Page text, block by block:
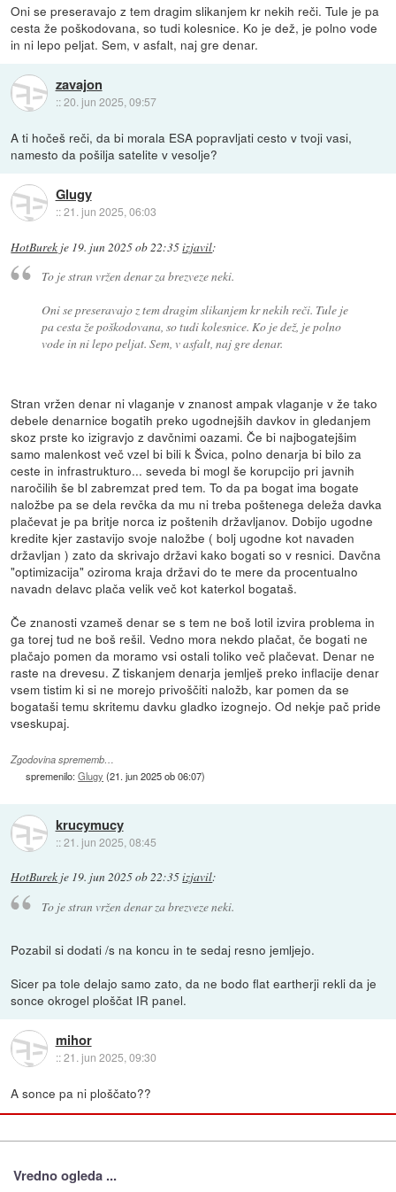
Oni se preseravajo z tem dragim slikanjem kr nekih reči. Tule je pa
cesta že poškodovana, so tudi kolesnice. Ko je dež, je polno vode
in ni lepo peljat. Sem, v asfalt, naj gre denar.
zavajon
::20. jun 2025, 09:57
A ti hočeš reči, da bi morala ESA popravljati cesto v tvoji vasi,
namesto da pošilja satelite v vesolje?
Glugy
::21. jun 2025, 06:03
HotBurek je 19. jun 2025 ob 22:35izjavil:
To je stran vržen denar za brezveze neki.
Oni se preseravajo z tem dragim slikanjem kr nekih reči. Tule je
pa cesta že poškodovana, so tudi kolesnice. Ko je dež, je polno
vode in ni lepo peljat. Sem, v asfalt, naj gre denar.
Stran vržen denar ni vlaganje v znanost ampak vlaganje v že tako
debele denarnice bogatih preko ugodnejših davkov in gledanjem
skoz prste ko izigravjo z davčnimi oazami. Če bi najbogatejšim
samo malenkost več vzel bi bili k Švica, polno denarja bi bilo za
ceste in infrastrukturo... seveda bi mogl še korupcijo pri javnih
naročilih še bl zabremzat pred tem. To da pa bogat ima bogate
naložbe pa se dela revčka da mu ni treba poštenega deleža davka
plačevat je pa britje norca iz poštenih državljanov. Dobijo ugodne
kredite kjer zastavijo svoje naložbe ( bolj ugodne kot navaden
državljan ) zato da skrivajo državi kako bogati so v resnici. Davčna
"optimizacija" oziroma kraja državi do te mere da procentualno
navadn delavc plača velik več kot katerkol bogataš.
Če znanosti vzameš denar se s tem ne boš lotil izvira problema in
ga torej tud ne boš rešil. Vedno mora nekdo plačat, če bogati ne
plačajo pomen da moramo vsi ostali toliko več plačevat. Denar ne
raste na drevesu. Z tiskanjem denarja jemlješ preko inflacije denar
vsem tistim ki si ne morejo privoščiti naložb, kar pomen da se
bogataši temu skritemu davku gladko izognejo. Od nekje pač pride
vseskupaj.
Zgodovina sprememb…
spremenilo:Glugy (21. jun 2025 ob 06:07)
krucymucy
::21. jun 2025, 08:45
HotBurek je 19. jun 2025 ob 22:35izjavil:
To je stran vržen denar za brezveze neki.
Pozabil si dodati /s na koncu in te sedaj resno jemljejo.
Sicer pa tole delajo samo zato, da ne bodo flat eartherji rekli da je
sonce okrogel ploščat IR panel.
mihor
::21. jun 2025, 09:30
A sonce pa ni ploščato??
Vredno ogleda ...